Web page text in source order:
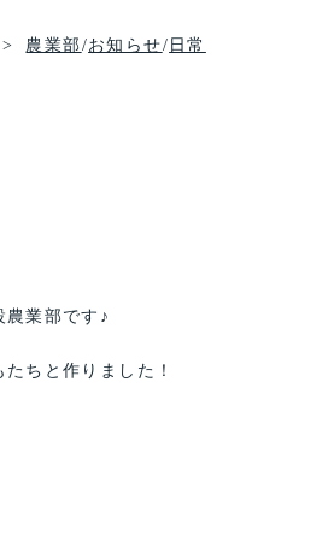
農業部/お知らせ/ 日常
農業部です♪
ちと作りました！